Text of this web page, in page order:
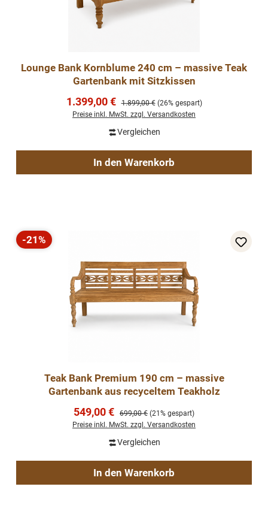
Lounge Bank Kornblume 240 cm – massive Teak
Gartenbank mit Sitzkissen
Verkaufspreis:
1.399,00 € Regulärer Preis:
1.899,00 € (26% gespart)
Preise inkl. MwSt. zzgl. Versandkosten
Vergleichen
In den Warenkorb
Rabatt
-21%
Teak Bank Premium 190 cm – massive
Gartenbank aus recyceltem Teakholz
Verkaufspreis:
549,00 € Regulärer Preis:
699,00 € (21% gespart)
Preise inkl. MwSt. zzgl. Versandkosten
Vergleichen
In den Warenkorb